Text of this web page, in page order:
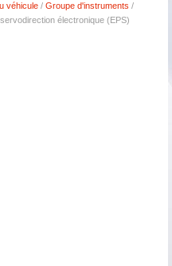
véhicule / Groupe d'instruments /
électronique (EPS)